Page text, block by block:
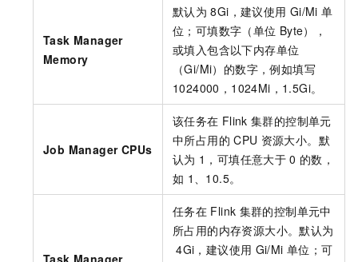
Task Manager
Memory
默认为 8Gi，建议使用 Gi/Mi 单
位；可填数字（单位 Byte），
或填入包含以下内存单位
（Gi/Mi）的数字，例如填写
1024000，1024Mi，1.5Gi。
Job Manager CPUs
该任务在 Flink 集群的控制单元
中所占用的 CPU 资源大小。默
认为 1，可填任意大于 0 的数，
如 1、10.5。
任务在 Flink 集群的控制单元中
所占用的内存资源大小。默认为
4Gi，建议使用 Gi/Mi 单位；可